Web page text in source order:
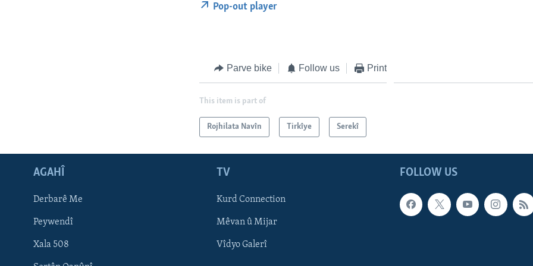
FOLLOW US
Pop-out player
Parve bike Follow us Print
This item is part of
Rojhilata Navîn Tirkîye Serekî
FOLLOW US
AGAHÎ
Derbarê Me
Peywendî
Xala 508
TV
Kurd Connection
Mêvan û Mijar
Vîdyo Galerî